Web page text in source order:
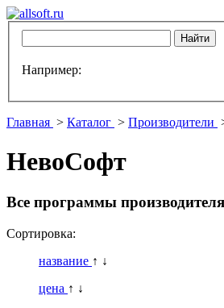
Например:
Главная > Каталог > Производители
НевоСофт
Все программы производителя
Сортировка:
название ↑ ↓
цена ↑ ↓